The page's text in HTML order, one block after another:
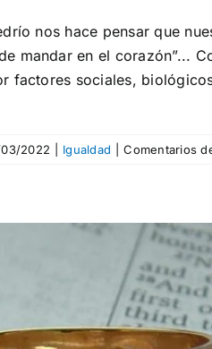
nos hace pensar que
mandar en el corazón”...
factores sociales,
03/2022 Igualdad Comentarios